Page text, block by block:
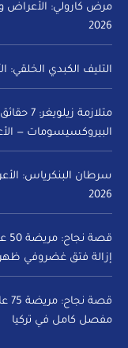
مرض كارولي: الأعراض
2026
التليف الكبدي الخلقي:
متلازمة
البيروكسيسومات —
سرطان البنكرياس:
2026
إزالة فتق غضروفي
مفصل كامل في تركيا